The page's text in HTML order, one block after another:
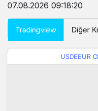
07.08.2026 09:18:20
Tradingview Diğer
USDEEUR